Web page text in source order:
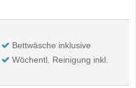
Bettwäsche inklusive
Wöchentl. Reinigung inkl.